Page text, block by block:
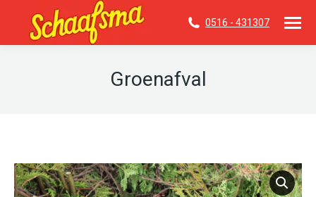
0516 - 431307
Groenafval